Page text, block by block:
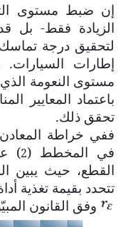
إن ضبط مستوى
الزيادة فقط- بل
لتحقيق درجة
إطارات
مستوى النعومة الذي
باعتماد المعايير
تحقق ذلك.
ففي خراطة المعادن
في المخطط (2
)
القطع، حيث يبين
تتحدد بقيمة تغذية
وفق القانون